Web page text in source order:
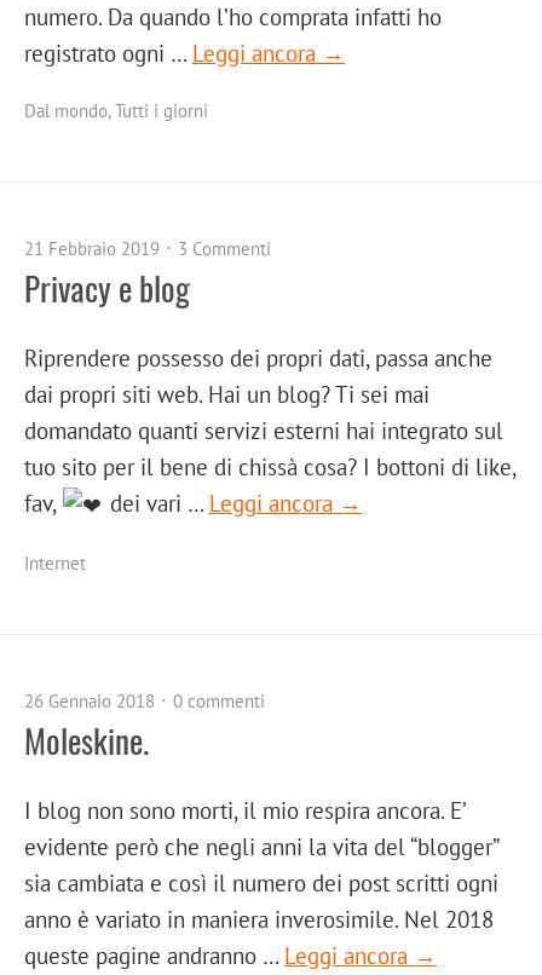
numero. Da quando l’ho comprata infatti ho
registrato ogni … Leggi ancora →
Dal mondo,Tutti i giorni
21 Febbraio 2019 3 Commenti
Privacy e blog
Riprendere possesso dei propri dati, passa anche
dai propri siti web. Hai un blog? Ti sei mai
domandato quanti servizi esterni hai integrato sul
tuo sito per il bene di chissà cosa? I bottoni di like,
fav,
dei vari … Leggi ancora →
Internet
26 Gennaio 2018 0 commenti
Moleskine.
I blog non sono morti, il mio respira ancora. E’
evidente però che negli anni la vita del “blogger”
sia cambiata e così il numero dei post scritti ogni
anno è variato in maniera inverosimile. Nel 2018
queste pagine andranno … Leggi ancora →